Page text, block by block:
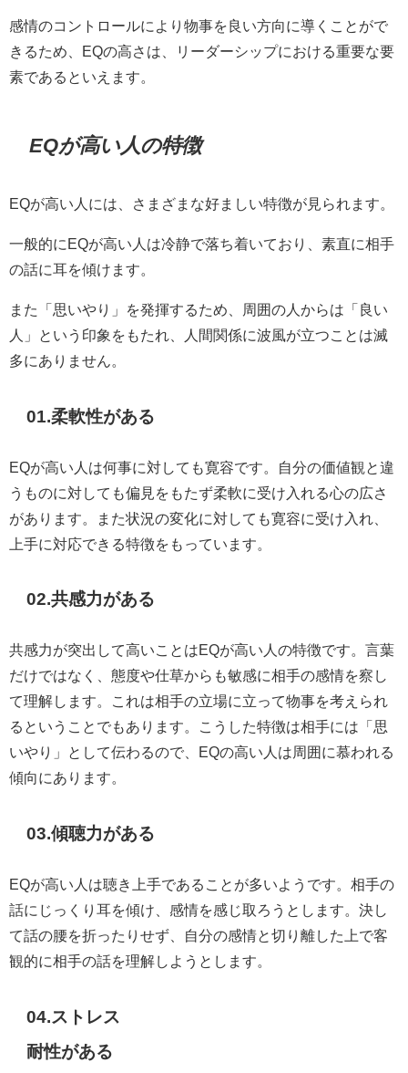
感情のコントロールにより物事を良い方向に導くことがで
きるため、EQの高さは、リーダーシップにおける重要な要
素であるといえます。
EQが高い人の特徴
EQが高い人には、さまざまな好ましい特徴が見られます。
一般的にEQが高い人は冷静で落ち着いており、素直に相手
の話に耳を傾けます。
また「思いやり」を発揮するため、周囲の人からは「良い
人」という印象をもたれ、人間関係に波風が立つことは滅
多にありません。
01.柔軟性がある
EQが高い人は何事に対しても寛容です。自分の価値観と違
うものに対しても偏見をもたず柔軟に受け入れる心の広さ
があります。また状況の変化に対しても寛容に受け入れ、
上手に対応できる特徴をもっています。
02.共感力がある
共感力が突出して高いことはEQが高い人の特徴です。言葉
だけではなく、態度や仕草からも敏感に相手の感情を察し
て理解します。これは相手の立場に立って物事を考えられ
るということでもあります。こうした特徴は相手には「思
いやり」として伝わるので、EQの高い人は周囲に慕われる
傾向にあります。
03.傾聴力がある
EQが高い人は聴き上手であることが多いようです。相手の
話にじっくり耳を傾け、感情を感じ取ろうとします。決し
て話の腰を折ったりせず、自分の感情と切り離した上で客
観的に相手の話を理解しようとします。
04. ストレス
耐性がある